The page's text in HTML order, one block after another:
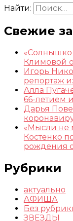
Найти:
Свежие
«Солнышко
Климовой
Игорь
репортаж
Алла
66-летием
Дарья
«Мысли не
Костенко
рождения
Рубрики
актуально
АФИША
Без
ЗВЕЗДЫ